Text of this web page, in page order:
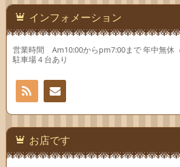
ウ
で
開
き
ま
ウ
で
開
き
ま
インフォメーション
営業時間 Am10:00からpm7:00まで 年中無休
駐車場４台あり
お問
い合
わせ
お店です